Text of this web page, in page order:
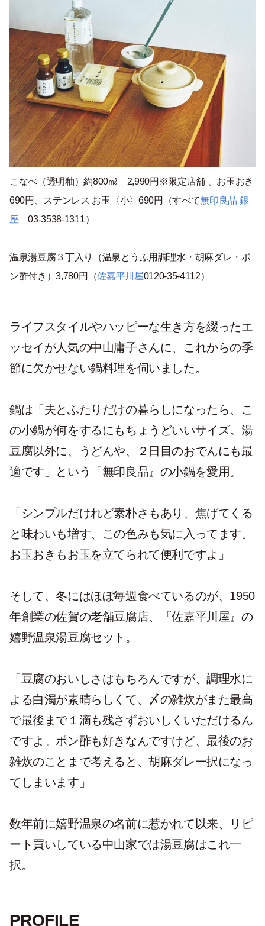
こなべ（透明釉）約800㎖ 2,990円※限定店舗 、お玉おき
690円、ステンレス お玉〈小〉690円（すべて無印良品 銀
座03-3538-1311）
温泉湯豆腐３丁入り（温泉とうふ用調理水・胡麻ダレ・ポ
ン酢付き）3,780円 （佐嘉平川屋0120-35-4112）
ライフスタイルやハッピーな生き方を綴ったエ
ッセイが人気の中山庸子さんに、これからの季
節に欠かせない鍋料理を伺いました。
鍋は「夫とふたりだけの暮らしになったら、こ
の小鍋が何をするにもちょうどいいサイズ。湯
豆腐以外に、うどんや、２日目のおでんにも最
適です」という『無印良品』の小鍋を愛用。
「シンプルだけれど素朴さもあり、焦げてくる
と味わいも増す、この色みも気に入ってます。
お玉おきもお玉を立てられて便利ですよ」
そして、冬にはほぼ毎週食べているのが、 1950
年創業の佐賀の老舗豆腐店、『佐嘉平川屋』の
嬉野温泉湯豆腐セット。
「豆腐のおいしさはもちろんですが、調理水に
よる白濁が素晴らしくて、〆の雑炊がまた最高
で最後まで１滴も残さずおいしくいただけるん
ですよ。ポン酢も好きなんですけど、最後のお
雑炊のことまで考えると、胡麻ダレ一択になっ
てしまいます」
数年前に嬉野温泉の名前に惹かれて以来、リピ
ート買いしている中山家では湯豆腐はこれ一
択。
PROFILE